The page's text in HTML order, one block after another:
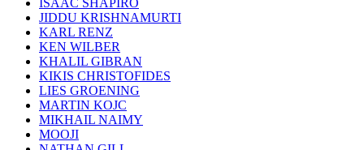
ISAAC SHAPIRO
JIDDU KRISHNAMURTI
KARL RENZ
KEN WILBER
KHALIL GIBRAN
KIKIS CHRISTOFIDES
LIES GROENING
MARTIN KOJC
MIKHAIL NAIMY
MOOJI